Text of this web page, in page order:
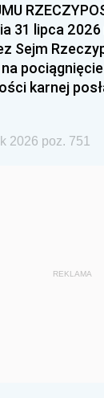
1995
1992
1989
1986
1968
31 lipca
Sejm
karnej
2026 poz. 751
REKLAMA